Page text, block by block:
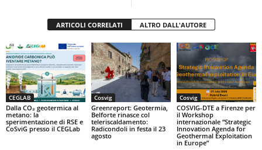
ARTICOLI CORRELATI ALTRO DALL'AUTORE
CEGLAB
Dalla CO₂ geotermica al
metano: la
sperimentazione di RSE e
CoSviG presso il CEGLab
Cosvig
Greenreport: Geotermia,
Belforte rinasce col
teleriscaldamento:
Radicondoli in festa il 23
agosto
Cosvig
COSVIG-DTE a Firenze per
il Workshop
internazionale “Strategic
Innovation Agenda for
Geothermal Exploitation
in Europe”